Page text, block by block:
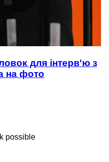
для інтерв'ю з
на фото
possible